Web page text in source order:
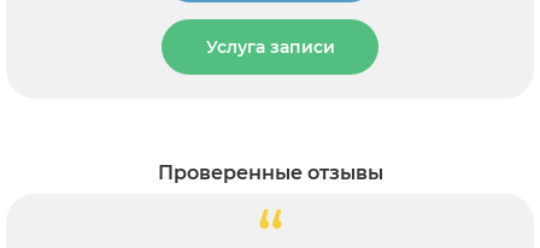
Услуга записи
Проверенные отзывы